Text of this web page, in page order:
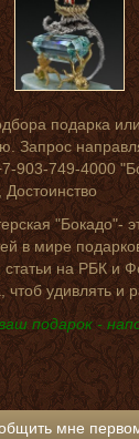
подарка
Запрос
903-749-4000
Достоинство
"Бокадо"-
в мире
статьи на РБК и
чтоб удивлять и
подарок -
мне